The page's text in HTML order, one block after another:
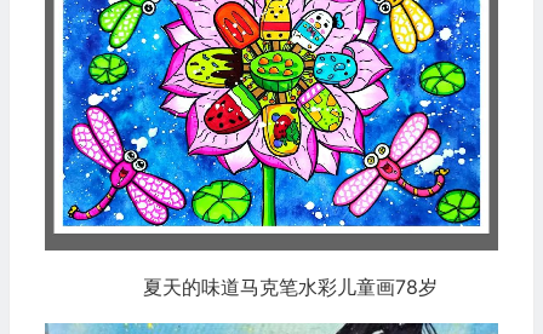
夏天的味道马克笔水彩儿童画78岁